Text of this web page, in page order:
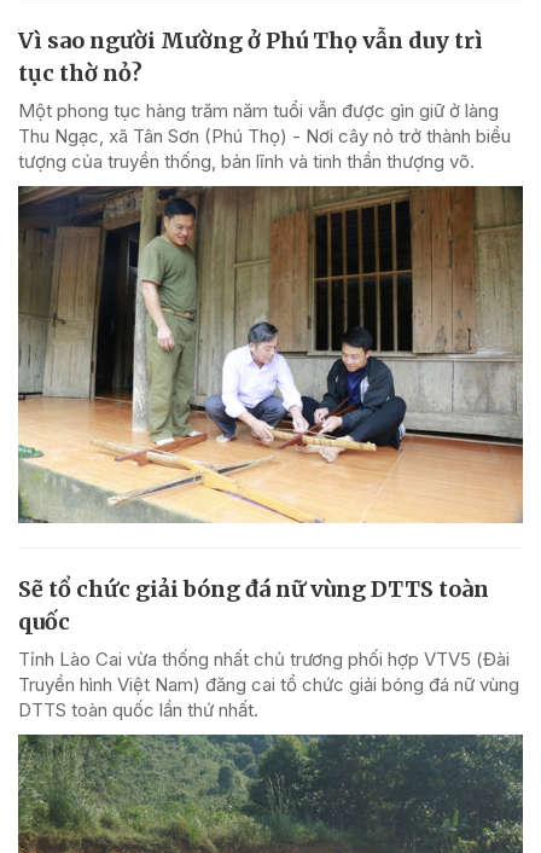
Vì sao người Mường ở Phú Thọ vẫn duy trì
tục thờ nỏ?
Một phong tục hàng trăm năm tuổi vẫn được gìn giữ ở làng
Thu Ngạc, xã Tân Sơn (Phú Thọ) - Nơi cây nỏ trở thành biểu
tượng của truyền thống, bản lĩnh và tinh thần thượng võ.
Sẽ tổ chức giải bóng đá nữ vùng DTTS toàn
quốc
Tỉnh Lào Cai vừa thống nhất chủ trương phối hợp VTV5 (Đài
Truyền hình Việt Nam) đăng cai tổ chức giải bóng đá nữ vùng
DTTS toàn quốc lần thứ nhất.